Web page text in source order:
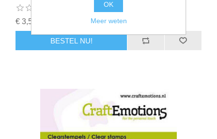
€ 3,50 incl. BTW
BESTEL NU!
OK
Meer weten